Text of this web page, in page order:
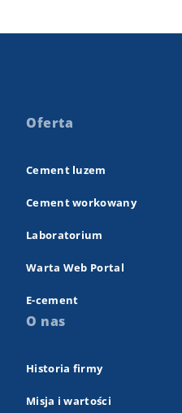
Oferta
Cement luzem
Cement workowany
Laboratorium
Warta Web Portal
E-cement
O nas
Historia firmy
Misja i wartości